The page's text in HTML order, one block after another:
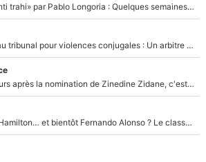
Medhi Benatia s'est «senti trahi» par Pablo Longoria : Quelques semaines après son départ, l'ancien directeur de football de l'OM règle ses comptes
Des terrains de Ligue 1 au tribunal pour violences conjugales : Un arbitre français encourt une peine de 18 mois de prison !
Equipe de France : 10 jours après la nomination de Zinedine Zidane, c'est au tour de son fils de prendre un nouveau départ !
Max Verstappen, Lewis Hamilton… et bientôt Fernando Alonso ? Le classement des pilotes les mieux payés en Formule 1 risque de changer !